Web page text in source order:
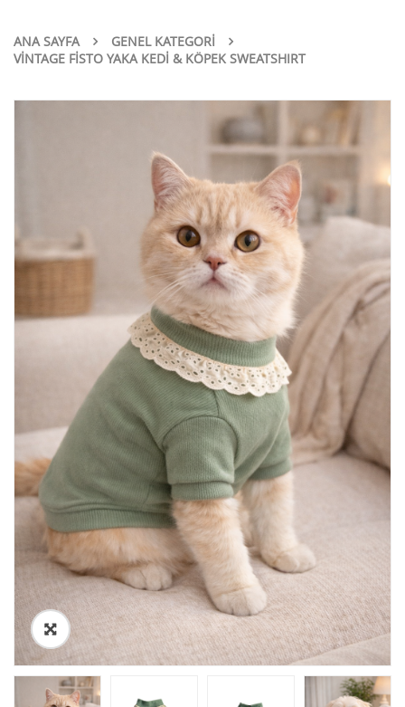
ANA SAYFA
GENEL KATEGORI
VİNTAGE FİSTO YAKA KEDİ & KÖPEK SWEATSHIRT